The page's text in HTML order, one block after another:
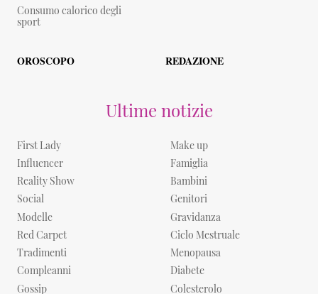
Consumo calorico degli
sport
OROSCOPO REDAZIONE
Ultime notizie
First Lady
Influencer
Reality Show
Social
Modelle
Red Carpet
Tradimenti
Compleanni
Gossip
Make up
Famiglia
Bambini
Genitori
Gravidanza
Ciclo Mestruale
Menopausa
Diabete
Colesterolo